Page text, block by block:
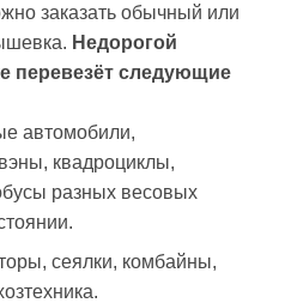
заказать обычный или
Недорогой
перевезёт следующие
автомобили,
квадроциклы,
разных весовых
сеялки, комбайны,